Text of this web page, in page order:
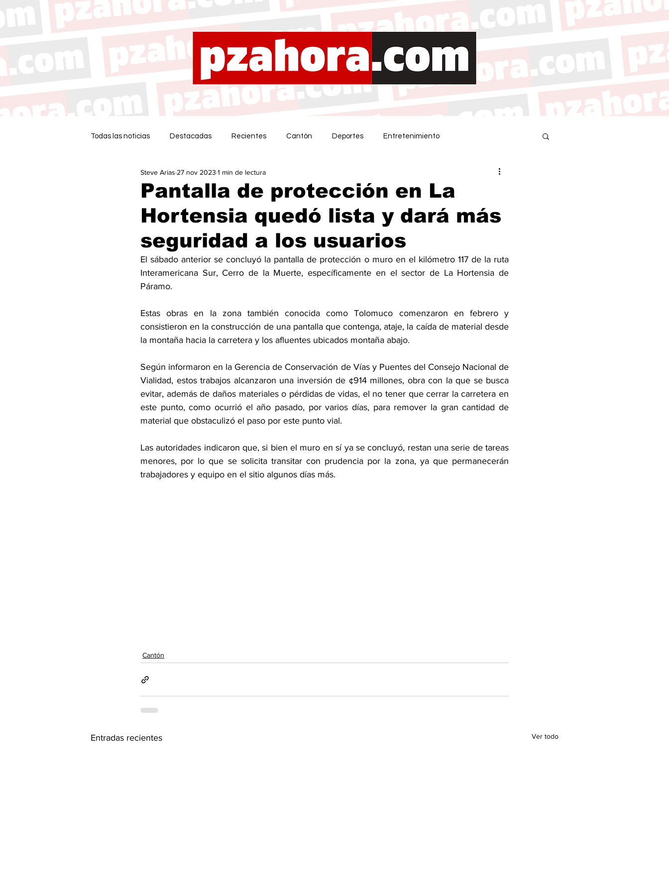
Todas las noticias Destacadas Recientes Cantón Deportes Entretenimiento
Pantalla de protección en La
Hortensia quedó lista y dará más
seguridad a los usuarios
Steve Arias 27 nov 2023 1 min de lectura
El sábado anterior se concluyó la pantalla de protección o muro en el kilómetro 117 de la ruta
Interamericana Sur, Cerro de la Muerte, específicamente en el sector de La Hortensia de
Páramo.
Estas obras en la zona también conocida como Tolomuco comenzaron en febrero y
consistieron en la construcción de una pantalla que contenga, ataje, la caída de material desde
la montaña hacia la carretera y los afluentes ubicados montaña abajo.
Según informaron en la Gerencia de Conservación de Vías y Puentes del Consejo Nacional de
Vialidad, estos trabajos alcanzaron una inversión de ¢914 millones, obra con la que se busca
evitar, además de daños materiales o pérdidas de vidas, el no tener que cerrar la carretera en
este punto, como ocurrió el año pasado, por varios días, para remover la gran cantidad de
material que obstaculizó el paso por este punto vial.
Las autoridades indicaron que, si bien el muro en sí ya se concluyó, restan una serie de tareas
menores, por lo que se solicita transitar con prudencia por la zona, ya que permanecerán
trabajadores y equipo en el sitio algunos días más.
Cantón
Entradas recientes Ver todo